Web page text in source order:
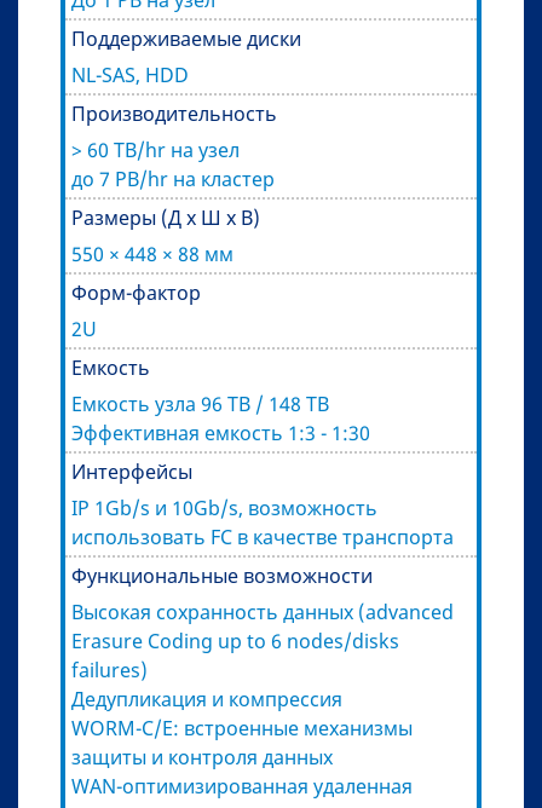
Поддерживаемые диски
NL-SAS, HDD
Производительность
> 60 TB/hr на узел
до 7 PB/hr на кластер
Размеры (Д x Ш x В)
550 × 448 × 88 мм
Форм-фактор
2U
Емкость
Емкость узла 96 TB / 148 TB
Эффективная емкость 1:3 - 1:30
Интерфейсы
IP 1Gb/s и 10Gb/s, возможность
использовать FC в качестве транспорта
Функциональные возможности
Высокая сохранность данных (advanced
Erasure Coding up to 6 nodes/disks
failures)
Дедупликация и компрессия
WORM-C/E: встроенные механизмы
защиты и контроля данных
WAN-оптимизированная удаленная